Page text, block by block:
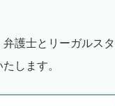
護士とリーガルスタ
します。